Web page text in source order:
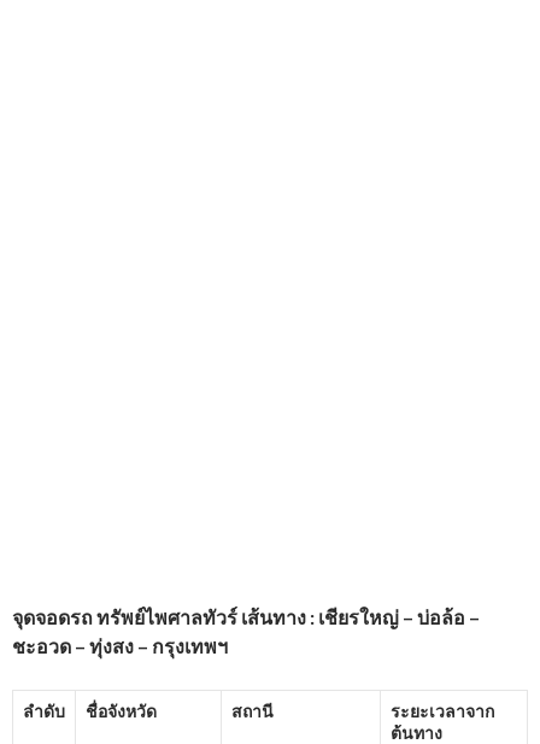
จุดจอดรถทรัพย์ไพศาลทัวร์ เส้นทาง : เชียรใหญ่ – บ่อล้อ –
ชะอวด – ทุ่งสง – กรุงเทพฯ
ลำดับ ชื่อจังหวัด สถานี
ระยะเวลาจาก
ต้นทาง